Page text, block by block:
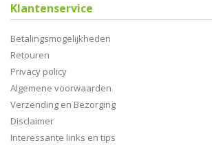
Klantenservice
Betalingsmogelijkheden
Retouren
Privacy policy
Algemene voorwaarden
Verzending en Bezorging
Disclaimer
Interessante links en tips